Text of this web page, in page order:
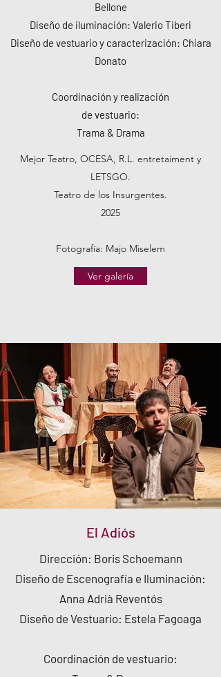
Bellone
Diseño de iluminación: Valerio Tiberi
Diseño de vestuario y caracterización: Chiara
Donato
Coordinación y realización
de vestuario:
Trama & Drama
Mejor Teatro, OCESA, R.L. entretaiment y
LETSGO.
Teatro de los Insurgentes.
2025
Fotografía: Majo Miselem
Ver galería
El Adiós
​Dirección: Boris Schoemann
Diseño de Escenografía e Iluminación:
Anna Adrià Reventós
Diseño de Vestuario: Estela Fagoaga
Coordinación de vestuario: